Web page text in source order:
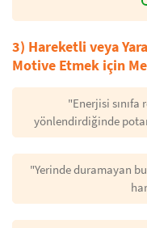
3) Hareketli veya
Motive Etmek için
"Enerjisi
yönlendirdiğinde
"Yerinde duramayan